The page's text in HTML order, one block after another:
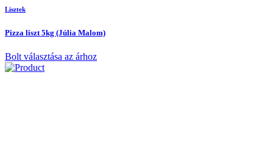
Lisztek
Pizza liszt 5kg (Júlia Malom)
Bolt választása az árhoz